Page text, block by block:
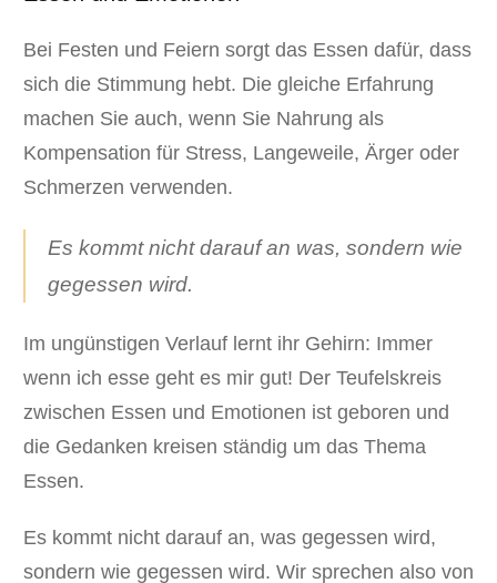
Bei Festen und Feiern sorgt das Essen dafür, dass
sich die Stimmung hebt. Die gleiche Erfahrung
machen Sie auch, wenn Sie Nahrung als
Kompensation für Stress, Langeweile, Ärger oder
Schmerzen verwenden.
Es kommt nicht darauf an was, sondern wie
gegessen wird.
Im ungünstigen Verlauf lernt ihr Gehirn: Immer
wenn ich esse geht es mir gut! Der Teufelskreis
zwischen Essen und Emotionen ist geboren und
die Gedanken kreisen ständig um das Thema
Essen.
Es kommt nicht darauf an, was gegessen wird,
sondern wie gegessen wird. Wir sprechen also von
Alle akzeptieren Speichern
Datenschutzeinstellungen
Essenziell (1)
Essenzielle Cookies ermöglichen grundlegende Funktionen und sind für
Cookie-Informationen anzeigen
Statistiken (1)
helfen uns zu verstehen, wie unsere Besucher unsere Website nutzen.
Cookie-Informationen anzeigen
Externe Medien (7)
Inhalte von Videoplattformen und Social-Media-Plattformen werden
standardmäßig blockiert. Wenn Cookies von externen Medien akzeptiert
werden, bedarf der Zugriff auf diese Inhalte keiner manuellen Einwilligung
Cookie-Informationen anzeigen
Datenschutzerklärung Impressum